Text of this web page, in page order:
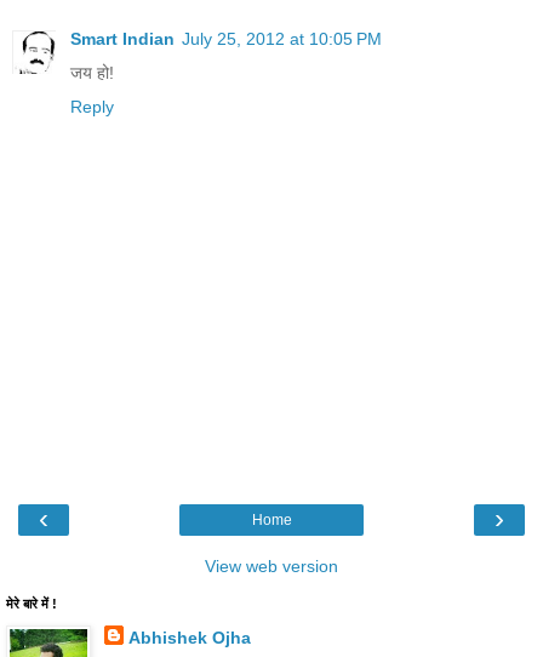
Smart Indian July 25, 2012 at 10:05 PM
जय हो!
Reply
‹ ›
Home
View web version
मेरे बारे में !
Abhishek Ojha